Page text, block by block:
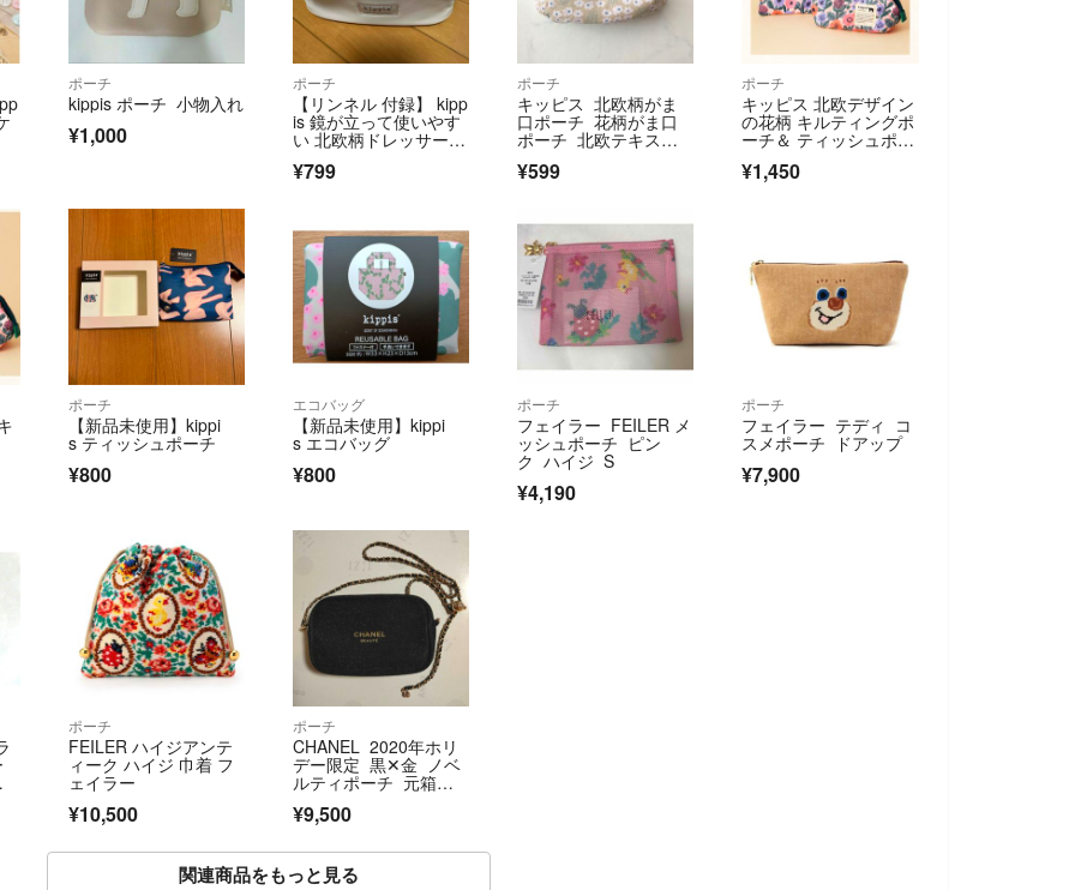
ポーチ
kippis ポーチ 小物入れ
¥1,000
ポーチ
【リンネル 付録】 kipp
is 鏡が立って使いやす
い 北欧柄ドレッサーポ
ーチ
¥799
ポーチ
キッピス 北欧柄がま
口ポーチ 花柄がま口
ポーチ 北欧テキスタ
イル
¥599
ポーチ
キッピス 北欧デザイン
の花柄 キルティングポ
ーチ＆ ティッシュポー
チセット
¥1,450
ポーチ
【新品未使用】kippi
s ティッシュポーチ
¥800
エコバッグ
【新品未使用】kippi
s エコバッグ
¥800
ポーチ
フェイラー FEILER メ
ッシュポーチ ピン
ク ハイジ S
¥4,190
ポーチ
フェイラー テディ コ
スメポーチ ドアップ
¥7,900
ポーチ
FEILER ハイジアンテ
ィーク ハイジ 巾着 フ
ェイラー
¥10,500
ポーチ
CHANEL 2020年ホリ
デー限定 黒✕金 ノベ
ルティポーチ 元箱な
¥9,500
関連商品をもっと見る